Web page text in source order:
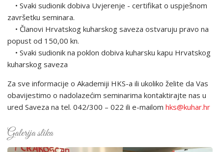
• Svaki sudionik dobiva Uvjerenje - certifikat o uspješnom
završetku seminara.
• Članovi Hrvatskog kuharskog saveza ostvaruju pravo na
popust od 150,00 kn.
• Svaki sudionik na poklon dobiva kuharsku kapu Hrvatskog
kuharskog saveza
Za sve informacije o Akademiji HKS-a ili ukoliko želite da Vas
obavijestimo o nadolazećim seminarima kontaktirajte nas u
ured Saveza na tel. 042/300 – 022 ili e-mailom hks@kuhar.hr
Galerija slika